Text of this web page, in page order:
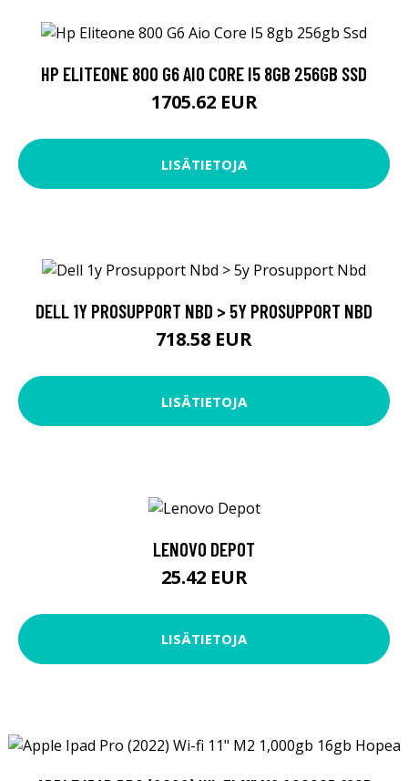
HP ELITEONE 800 G6 AIO CORE I5 8GB 256GB SSD
1705.62 EUR
LISÄTIETOJA
DELL 1Y PROSUPPORT NBD > 5Y PROSUPPORT NBD
718.58 EUR
LISÄTIETOJA
LENOVO DEPOT
25.42 EUR
LISÄTIETOJA